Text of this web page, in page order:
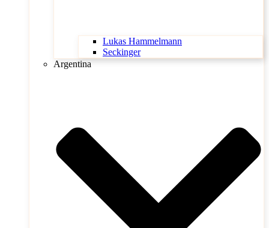
Lukas Hammelmann
Seckinger
Argentina